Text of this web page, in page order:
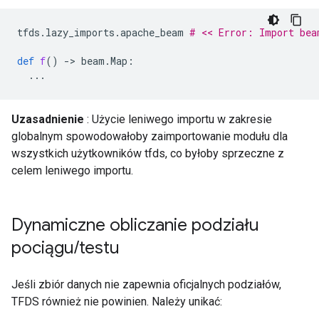
tfds . lazy_imports .apache_beam # << Error: Import
def f() -> beam .Map :
...
Uzasadnienie : Użycie leniwego importu w zakresie
globalnym spowodowałoby zaimportowanie modułu dla
wszystkich użytkowników tfds, co byłoby sprzeczne z
celem leniwego importu.
Dynamiczne obliczanie podziału
pociągu/testu
Jeśli zbiór danych nie zapewnia oficjalnych podziałów,
TFDS również nie powinien. Należy unikać: